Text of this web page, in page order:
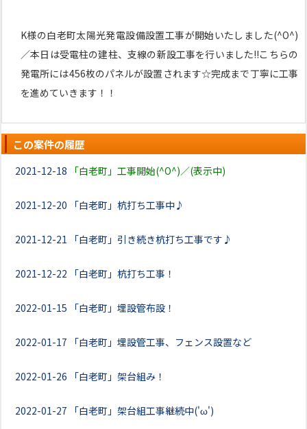
K様の白老町太陽光発電設備設置工事が開始いたしました(^O^)
／本日は受電柱の建柱、支線の新設工事を行いました!!こちらの
発電所には456枚のパネルが設置されます☆完成まで丁寧に工事
を進めていきます！！
この案件の履歴
2021-12-18 「白老町」工事開始(^O^)／(表示中)
2021-12-20 「白老町」杭打ち工事中♪
2021-12-21 「白老町」引き続き杭打ち工事です♪
2021-12-22 「白老町」杭打ち工事！
2022-01-15 「白老町」埋設管布設！
2022-01-17 「白老町」埋設管工事、フェンス設置など
2022-01-26 「白老町」架台組み！
2022-01-27 「白老町」架台組工事継続中('ω')